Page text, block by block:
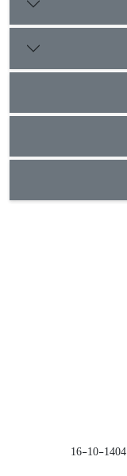
1404-10-16